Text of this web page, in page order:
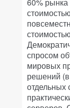
спросом
мировых
решений
отдельных